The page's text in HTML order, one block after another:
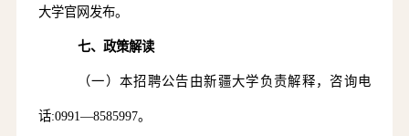
大学官网发布。
七、政策解读
（一）本招聘公告由新疆大学负责解释，咨询电
话:0991—8585997。